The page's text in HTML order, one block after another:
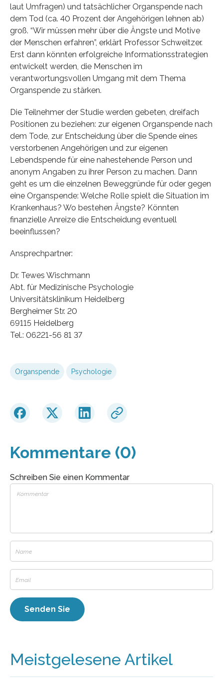
laut Umfragen) und tatsächlicher Organspende nach
dem Tod (ca. 40 Prozent der Angehörigen lehnen ab)
groß. “Wir müssen mehr über die Ängste und Motive
der Menschen erfahren”, erklärt Professor Schweitzer.
Erst dann könnten erfolgreiche Informationsstrategien
entwickelt werden, die Menschen im
verantwortungsvollen Umgang mit dem Thema
Organspende zu stärken.
Die Teilnehmer der Studie werden gebeten, dreifach
Positionen zu beziehen: zur eigenen Organspende nach
dem Tode, zur Entscheidung über die Spende eines
verstorbenen Angehörigen und zur eigenen
Lebendspende für eine nahestehende Person und
anonym Angaben zu ihrer Person zu machen. Dann
geht es um die einzelnen Beweggründe für oder gegen
eine Organspende: Welche Rolle spielt die Situation im
Krankenhaus? Wo bestehen Ängste? Könnten
finanzielle Anreize die Entscheidung eventuell
beeinflussen?
Ansprechpartner:
Dr. Tewes Wischmann
Abt. für Medizinische Psychologie
Universitätsklinikum Heidelberg
Bergheimer Str. 20
69115 Heidelberg
Tel.: 06221-56 81 37
Organspende Psychologie
Kommentare (0)
Schreiben Sie einen Kommentar
Meistgelesene Artikel